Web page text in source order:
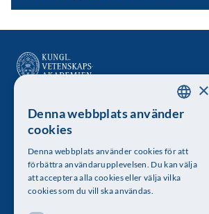
Kungl. Vetenskapsakademien
Besöksadress: Lilla Frescativägen 4A
Telefon: 08-673 95 00
SWEDISH
×
Denna webbplats använder
cookies
Denna webbplats använder cookies för att
förbättra användarupplevelsen. Du kan välja
att acceptera alla cookies eller välja vilka
cookies som du vill ska användas.